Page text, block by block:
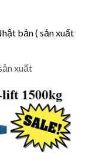
bản ( sản xuất
xuất